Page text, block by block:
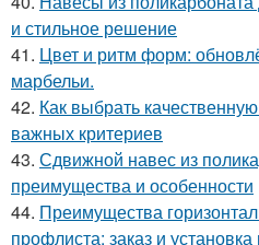
и стильное решение
41. Цвет и ритм форм:
марбельи.
42. Как выбрать
важных критериев
43. Сдвижной навес из
преимущества и особенности
44. Преимущества
профлиста: заказ и